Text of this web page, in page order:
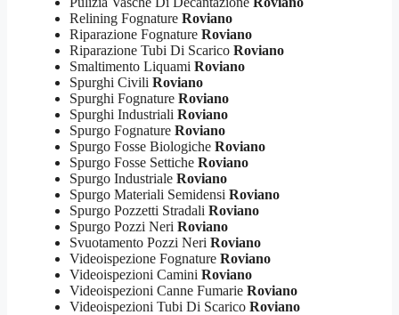
Relining Fognature Roviano
Riparazione Fognature Roviano
Riparazione Tubi Di Scarico Roviano
Smaltimento Liquami Roviano
Spurghi Civili Roviano
Spurghi Fognature Roviano
Spurghi Industriali Roviano
Spurgo Fognature Roviano
Spurgo Fosse Biologiche Roviano
Spurgo Fosse Settiche Roviano
Spurgo Industriale Roviano
Spurgo Materiali Semidensi Roviano
Spurgo Pozzetti Stradali Roviano
Spurgo Pozzi Neri Roviano
Svuotamento Pozzi Neri Roviano
Videoispezione Fognature Roviano
Videoispezioni Camini Roviano
Videoispezioni Canne Fumarie Roviano
Videoispezioni Tubi Di Scarico Roviano